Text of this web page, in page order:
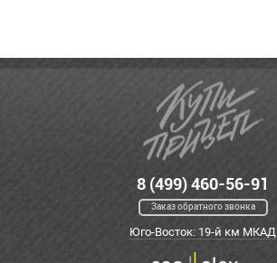
8 (499) 460-56-91
Заказ обратного звонка
Юго-Восток: 19-й км МКАД